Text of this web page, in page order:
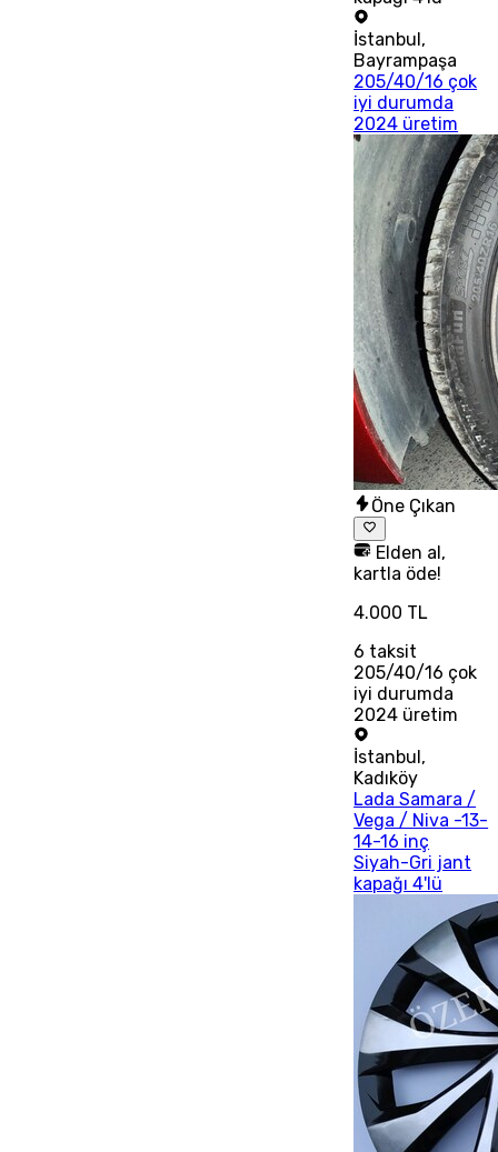
İstanbul,
Bayrampaşa
205/40/16 çok
iyi durumda
2024 üretim
Öne Çıkan
Elden al,
kartla öde!
4.000 TL
6 taksit
205/40/16 çok
iyi durumda
2024 üretim
İstanbul ,
Kadıköy
Lada Samara /
Vega / Niva -13-
14-16 inç
Siyah-Gri jant
kapağı 4'lü